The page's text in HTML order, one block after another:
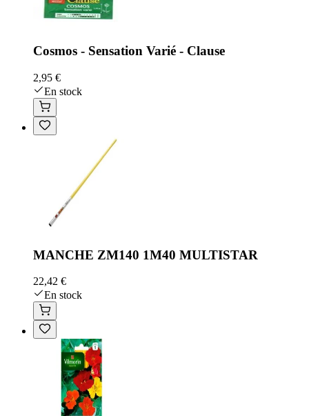
Cosmos - Sensation Varié - Clause
2,95 €
En stock
MANCHE ZM140 1M40 MULTISTAR
22,42 €
En stock